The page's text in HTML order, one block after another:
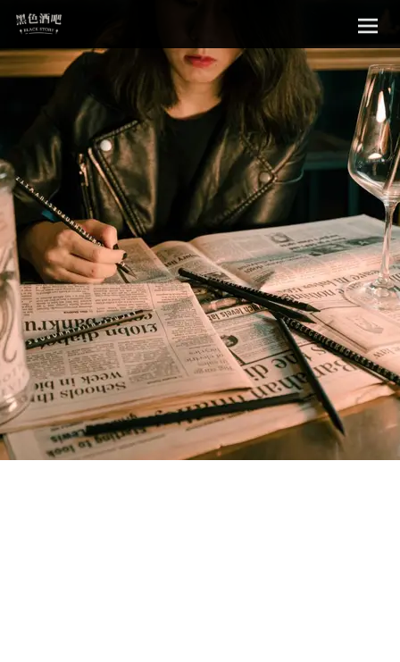
黑色酒吧